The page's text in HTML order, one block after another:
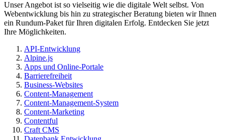
Unser Angebot ist so vielseitig wie die digitale Welt selbst. Von
Webentwicklung bis hin zu strategischer Beratung bieten wir Ihnen
ein Rundum-Paket für Ihren digitalen Erfolg. Entdecken Sie jetzt
Ihre Möglichkeiten.
API-Entwicklung
Alpine.js
Apps und Online-Portale
Barrierefreiheit
Business-Websites
Content-Management
Content-Management-System
Content-Marketing
Contentful
Craft CMS